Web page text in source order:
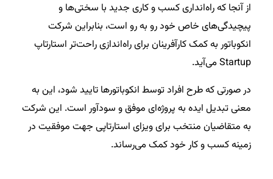
از آنجا که راه‌انداری کسب و کاری جدید با سختی‌ها و
پیچیدگی‌های خاص خود رو به رو است، بنابراین شرکت
انکوباتور به کمک کارآفرینان برای راه‌اندازی راحت‌تر استارتاپ
Startup می‌آید.
در صورتی که طرح افراد توسط انکوباتورها تایید شود، این به
معنی تبدیل ایده به پروژه‌ای موفق و سودآور است. این شرکت
به متقاضیان منتخب برای ویزای استارتاپی جهت موفقیت در
زمینه کسب و کار خود کمک می‌رساند.